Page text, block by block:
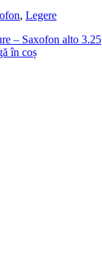
, Legere
– Saxofon alto 3.25
în coș